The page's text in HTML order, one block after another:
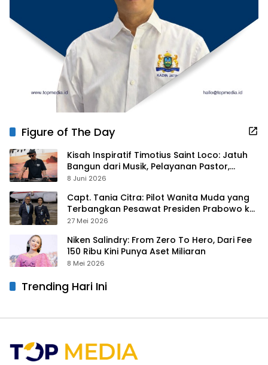
Figure of The Day
Kisah Inspiratif Timotius Saint Loco: Jatuh
Bangun dari Musik, Pelayanan Pastor,
hingga Gurita Bisnis Sambal Babon
8 Juni 2026
Capt. Tania Citra: Pilot Wanita Muda yang
Terbangkan Pesawat Presiden Prabowo ke
Prancis
27 Mei 2026
Niken Salindry: From Zero To Hero, Dari Fee
150 Ribu Kini Punya Aset Miliaran
8 Mei 2026
Trending Hari Ini